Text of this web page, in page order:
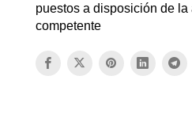
puestos a disposición de la
competente